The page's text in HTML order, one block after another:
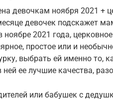
девочкам ноября 2021 +
девочек подскажет
2021 года,
простое или и
выбрать ей именно то,
ее лучшие качества,
или бабушек с